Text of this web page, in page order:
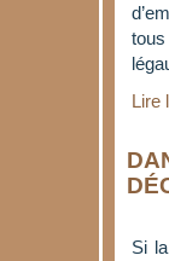
tous
Lire
Si